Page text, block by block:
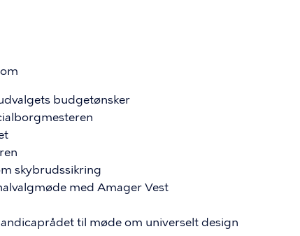
budgetønsker
skybrudssikring
med Amager Vest
til møde om universelt design